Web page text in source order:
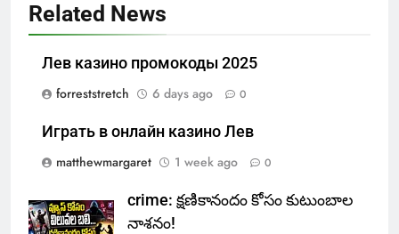
Related News
Лев казино промокоды 2025
forreststretch
6 days ago 0
Играть в онлайн казино Лев
matthewmargaret
1 week ago 0
crime: క్షణికానందం కోసం కుటుంబాల
నాశనం!